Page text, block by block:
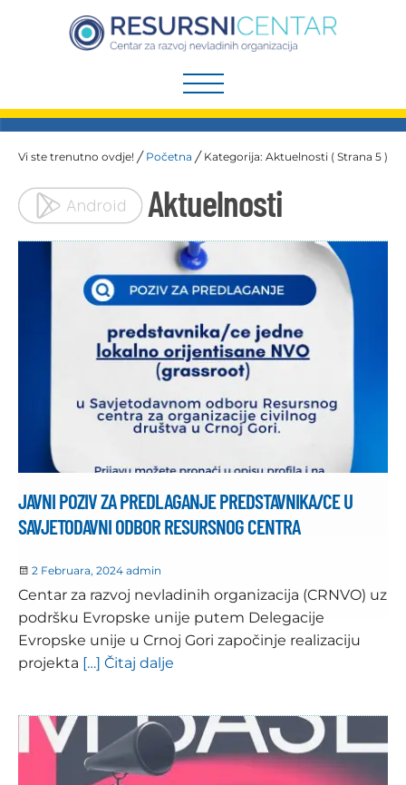
Vi ste trenutno ovdje! ╱ Početna ╱ Kategorija: Aktuelnosti ( Strana 5 )
Aktuelnosti
JAVNI POZIV ZA PREDLAGANJE PREDSTAVNIKA/CE U
SAVJETODAVNI ODBOR RESURSNOG CENTRA
2 Februara, 2024 admin
Centar za razvoj nevladinih organizacija (CRNVO) uz
podršku Evropske unije putem Delegacije
Evropske unije u Crnoj Gori započinje realizaciju
projekta […] Čitaj dalje